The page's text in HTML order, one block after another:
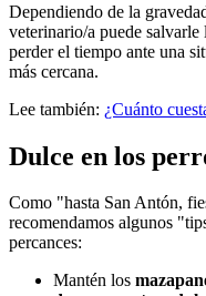
Dependiendo de la
veterinario/a puede
perder el tiempo ante una
más cercana.
Lee también: ¿Cuánto
Dulce en los
Como "hasta San Antón,
recomendamos algunos
percances:
Mantén los